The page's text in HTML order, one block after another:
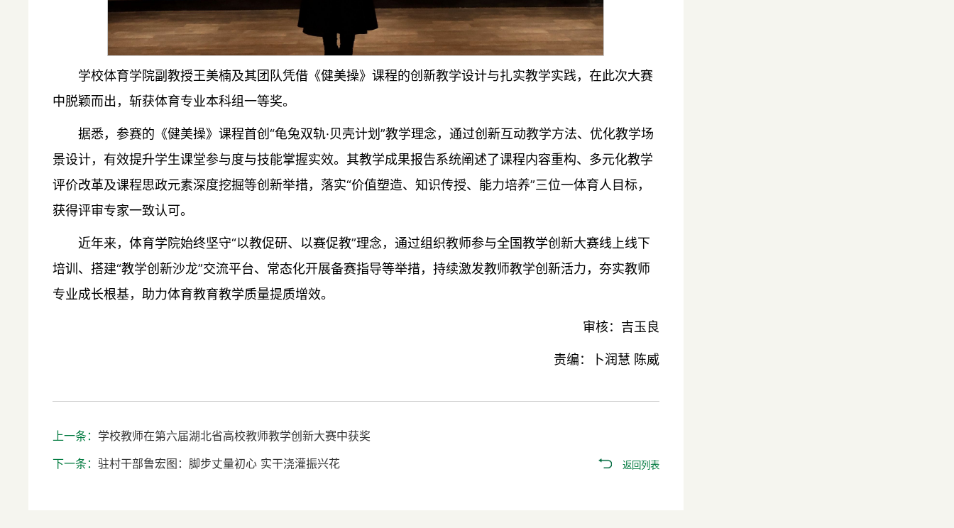
学校体育学院副教授王美楠及其团队凭借《健美操》课程的创新教学设计与扎实教学实践，在此次大赛
中脱颖而出，斩获体育专业本科组一等奖。
据悉，参赛的《健美操》课程首创“龟兔双轨·贝壳计划”教学理念，通过创新互动教学方法、优化教学场
景设计，有效提升学生课堂参与度与技能掌握实效。其教学成果报告系统阐述了课程内容重构、多元化教学
评价改革及课程思政元素深度挖掘等创新举措，落实“价值塑造、知识传授、能力培养”三位一体育人目标，
获得评审专家一致认可。
近年来，体育学院始终坚守“以教促研、以赛促教”理念，通过组织教师参与全国教学创新大赛线上线下
培训、搭建“教学创新沙龙”交流平台、常态化开展备赛指导等举措，持续激发教师教学创新活力，夯实教师
专业成长根基，助力体育教育教学质量提质增效。
审核：吉玉良
责编：卜润慧 陈威
上一条： 学校教师在第六届湖北省高校教师教学创新大赛中获奖
下一条： 驻村干部鲁宏图：脚步丈量初心 实干浇灌振兴花 返回列表